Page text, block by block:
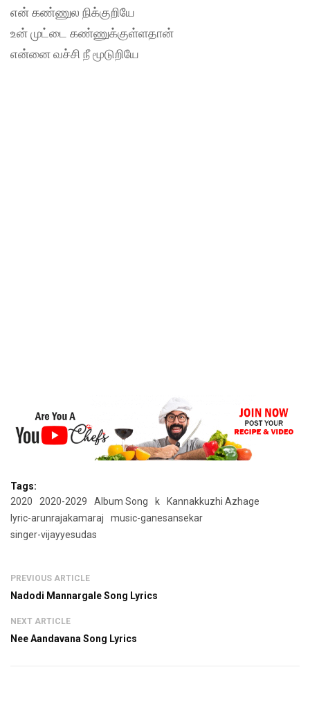
என் கண்ணுல நிக்குறியே
உன் முட்டை கண்ணுக்குள்ளதான்
என்னை வச்சி நீ மூடுறியே
Tags:
2020
2020-2029 Album Song k
Kannakkuzhi Azhage
lyric-arunrajakamaraj
music-ganesansekar
singer-vijayyesudas
PREVIOUS ARTICLE
Nadodi Mannargale Song Lyrics
NEXT ARTICLE
Nee Aandavana Song Lyrics